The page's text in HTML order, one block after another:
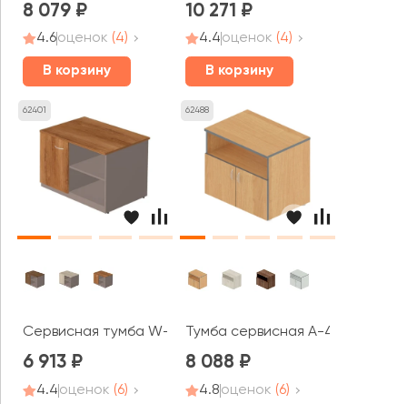
8 079
4.6оценок (4)
В корзину
10 271
4.4оценок (4)
В корзину
62401
Сервисная тумба W-47 Work
6 913
4.4оценок (6)
62488
Тумба сервисная А-47 Агат
8 088
4.8оценок (6)